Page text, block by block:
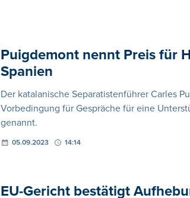
Puigdemont nennt Preis für
Spanien
Der katalanische Separatistenführer Carles
Vorbedingung für Gespräche für eine
genannt.
05.09.2023 14:14
EU-Gericht bestätigt